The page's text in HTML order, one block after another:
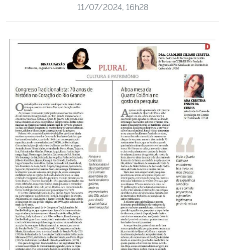
Ministério da Ciência, Tecnologia, Inovações e Comunicações
Ministério do Desenvolvimento Regional
Controladoria-Geral da União
Ministério da Mulher, da Família e dos Direitos Humanos
Secretaria-Geral
Secretaria de Governo
Gabinete de Segurança Institucional
Advocacia-Geral da União
11/07/2024, 16h28